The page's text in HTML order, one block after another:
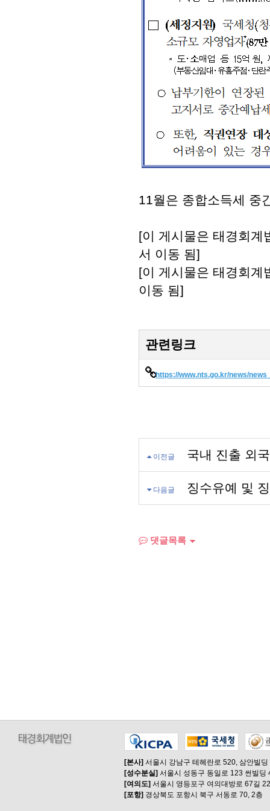
11월은 종합소득세 중
[이 게시물은 태경회계
서 이동 됨]
[이 게시물은 태경회계
이동 됨]
관련링크
https://www.nts.go.kr/news/
이전글 국내 진출 외
다음글 징수유예 및
댓글목록
[본사] 서울시 강남구 테헤란로 520, 삼안빌딩
[성수분실] 서울시 성동구 동일로 123 썬빌딩
[여의도] 서울시 영등포구 여의대방로 67길
[포항] 경상북도 포항시 북구 서동로 70, 2층